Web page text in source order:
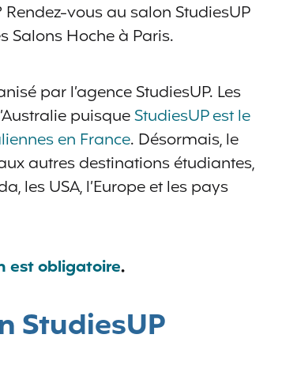
vous au salon StudiesUP
Salons Hoche à Paris.
par l’agence StudiesUP. Les
puisqueStudiesUP est le
en France. Désormais, le
autres destinations étudiantes,
les USA, l’Europe et les pays
est obligatoire.
StudiesUP